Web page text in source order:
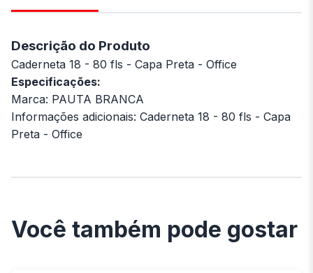
Descrição do Produto
Caderneta 18 - 80 fls - Capa Preta - Office
Especificações:
Marca: PAUTA BRANCA
Informações adicionais: Caderneta 18 - 80 fls - Capa
Preta - Office
Você também pode gostar